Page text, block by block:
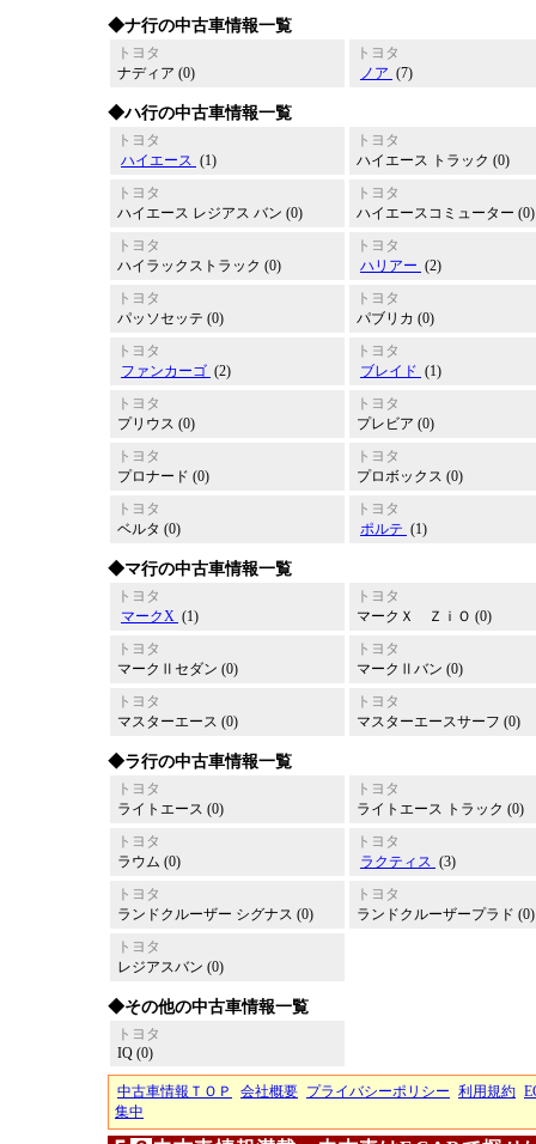
◆ナ行の中古車情報一覧
トヨタ
ナディア (0)
トヨタ
ノア (7)
◆ハ行の中古車情報一覧
トヨタ
ハイエース (1)
トヨタ
ハイエース トラック (0)
トヨタ
ハイエース レジアス バン (0)
トヨタ
ハイエースコミューター (0)
トヨタ
ハイラックストラック (0)
トヨタ
ハリアー (2)
トヨタ
パッソセッテ (0)
トヨタ
パブリカ (0)
トヨタ
ファンカーゴ (2)
トヨタ
ブレイド (1)
トヨタ
プリウス (0)
トヨタ
プレビア (0)
トヨタ
プロナード (0)
トヨタ
プロボックス (0)
トヨタ
ベルタ (0)
トヨタ
ポルテ (1)
◆マ行の中古車情報一覧
トヨタ
マークX (1)
トヨタ
マークＸ ＺｉＯ (0)
トヨタ
マークⅡセダン (0)
トヨタ
マークⅡバン (0)
トヨタ
マスターエース (0)
トヨタ
マスターエースサーフ (0)
◆ラ行の中古車情報一覧
トヨタ
ライトエース (0)
トヨタ
ライトエース トラック (0)
トヨタ
ラウム (0)
トヨタ
ラクティス (3)
トヨタ
ランドクルーザー シグナス (0)
トヨタ
ランドクルーザープラド (0)
トヨタ
レジアスバン (0)
◆その他の中古車情報一覧
トヨタ
IQ (0)
中古車情報ＴＯＰ 会社概要 プライバシーポリシー 利用規約
集中